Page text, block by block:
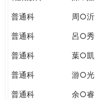
普通科
周○沂
普通科
呂○秀
普通科
葉○凱
普通科
游○光
普通科
余○睿